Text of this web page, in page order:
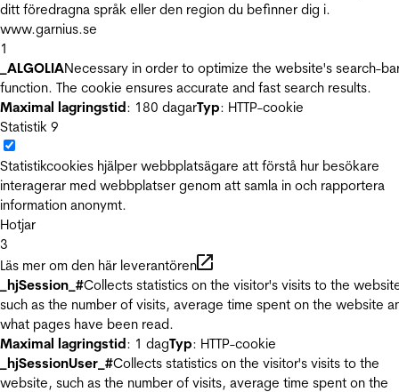
ditt föredragna språk eller den region du befinner dig i.
www.garnius.se
1
_ALGOLIANecessary in order to optimize the website's search-
function. The cookie ensures accurate and fast search results.
Maximal lagringstid: 180 dagarTyp: HTTP-cookie
Statistik 9
Statistikcookies hjälper webbplatsägare att förstå hur besökare
interagerar med webbplatser genom att samla in och rapportera
information anonymt.
Hotjar
3
Läs mer om den här leverantören
_hjSession_#Collects statistics on the visitor's visits to the
such as the number of visits, average time spent on the website
what pages have been read.
Maximal lagringstid: 1 dagTyp: HTTP-cookie
_hjSessionUser_#Collects statistics on the visitor's visits to the
website, such as the number of visits, average time spent on the